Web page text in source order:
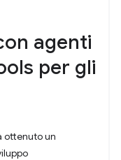
agenti
per gli
ottenuto un